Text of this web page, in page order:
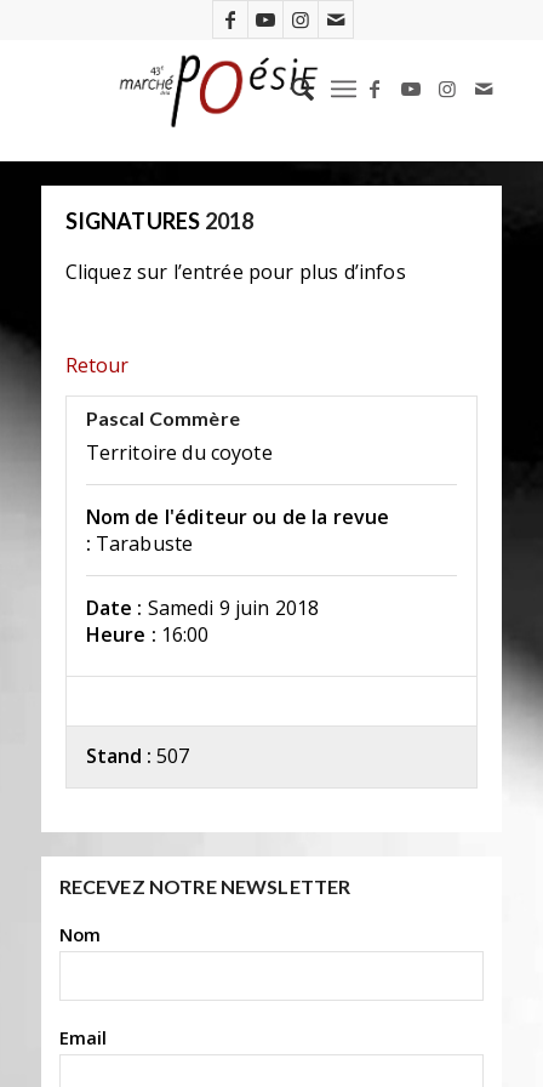
SIGNATURES 2018
Cliquez sur l’entrée pour plus d’infos
Retour
Pascal Commère
Territoire du coyote
Nom de l'éditeur ou de la revue
: Tarabuste
Date : Samedi 9 juin 2018
Heure : 16:00
Stand : 507
RECEVEZ NOTRE NEWSLETTER
Nom
Email